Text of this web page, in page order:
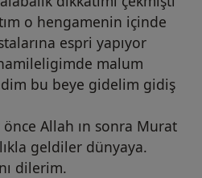
o hengamenin içinde
espri yapıyor
malum
bu beye gidelim gidiş
Allah ın sonra Murat
geldiler dünyaya.
dilerim.